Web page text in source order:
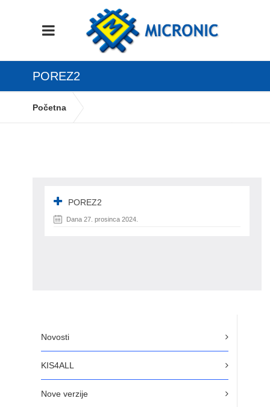
POREZ2
Početna
Novosti
KIS4ALL
Nove verzije
POREZ2
Dana 27. prosinca 2024.